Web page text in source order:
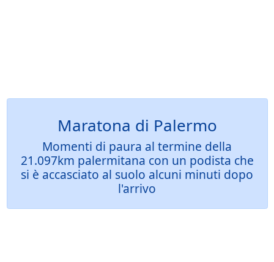
Maratona di Palermo
Momenti di paura al termine della
21.097km palermitana con un podista che
si è accasciato al suolo alcuni minuti dopo
l'arrivo